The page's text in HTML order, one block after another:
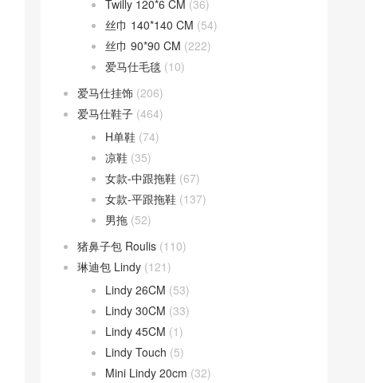
Twilly 120*6 CM (36)
丝巾 140*140 CM (54)
丝巾 90*90 CM (222)
爱马仕毛毯 (10)
爱马仕挂饰 (206)
爱马仕鞋子 (464)
H单鞋 (74)
凉鞋 (35)
女款-中跟拖鞋 (67)
女款-平跟拖鞋 (137)
男拖 (52)
猪鼻子包 Roulis (110)
琳迪包 Lindy (121)
Lindy 26CM (53)
Lindy 30CM (33)
Lindy 45CM (1)
Lindy Touch (5)
Mini Lindy 20cm (32)